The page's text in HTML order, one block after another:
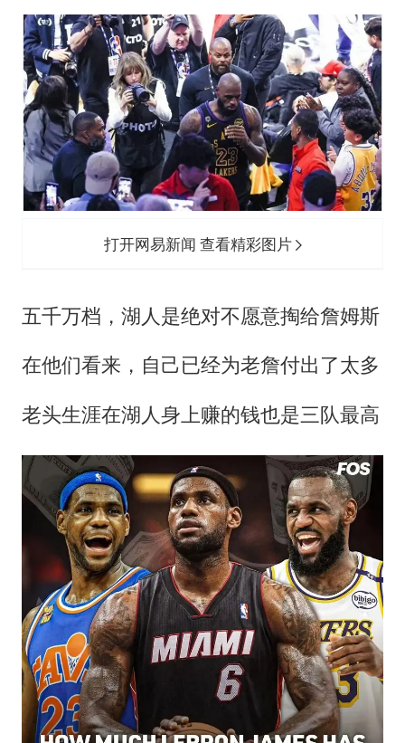
打开网易新闻 查看精彩图片
五千万档，湖人是绝对不愿意掏给詹姆斯
在他们看来，自己已经为老詹付出了太多
老头生涯在湖人身上赚的钱也是三队最高